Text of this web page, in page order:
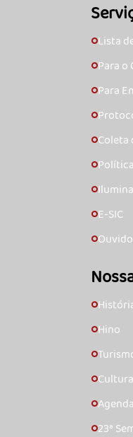
🞇Lista
🞇Para o
🞇Para
🞇
🞇Coleta
🞇
🞇
🞇E-SIC
🞇
🞇
🞇Hino
🞇
🞇Cultura
🞇
🞇23ª